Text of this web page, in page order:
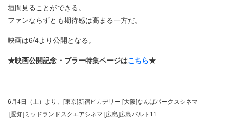
垣間見ることができる。
ファンならずとも期待感は高まる一方だ。
映画は6/4より公開となる。
★映画公開記念・ブラー特集ページはこちら★
6月4日（土）より、[東京]新宿ピカデリー [大阪]なんばパークスシネマ
[愛知]ミッドランドスクエアシネマ [広島]広島バルト11